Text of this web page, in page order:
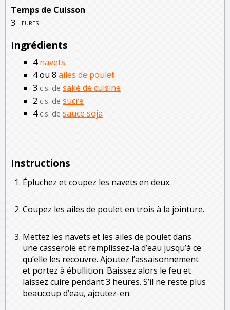
Temps de Cuisson
3 heures
Ingrédients
4 navets
4 ou 8 ailes de poulet
3 c.s. de saké de cuisine
2 c.s. de sucre
4 c.s. de sauce soja
Instructions
Épluchez et coupez les navets en deux.
Coupez les ailes de poulet en trois à la jointure.
Mettez les navets et les ailes de poulet dans
une casserole et remplissez-la d’eau jusqu’à ce
qu’elle les recouvre. Ajoutez l’assaisonnement
et portez à ébullition. Baissez alors le feu et
laissez cuire pendant 3 heures. S’il ne reste plus
beaucoup d’eau, ajoutez-en.